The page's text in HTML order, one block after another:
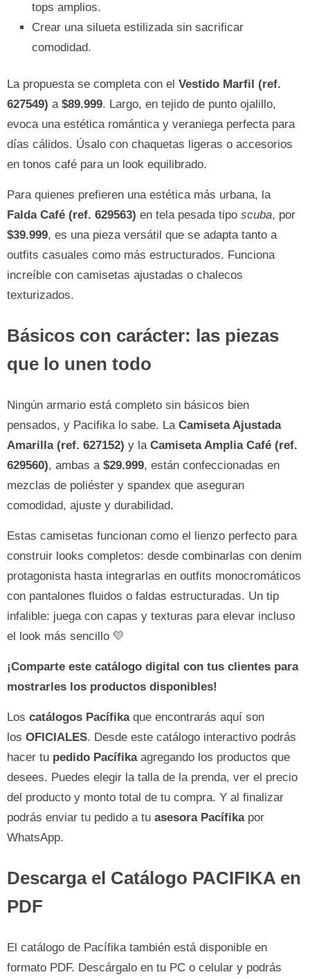
tops amplios.
Crear una silueta estilizada sin sacrificar
comodidad.
La propuesta se completa con el Vestido Marfil (ref.
627549) a $89.999. Largo, en tejido de punto ojalillo,
evoca una estética romántica y veraniega perfecta para
días cálidos. Úsalo con chaquetas ligeras o accesorios
en tonos café para un look equilibrado.
Para quienes prefieren una estética más urbana, la
Falda Café (ref. 629563) en tela pesada tipo scuba, por
$39.999, es una pieza versátil que se adapta tanto a
outfits casuales como más estructurados. Funciona
increíble con camisetas ajustadas o chalecos
texturizados.
Básicos con carácter: las piezas
que lo unen todo
Ningún armario está completo sin básicos bien
pensados, y Pacifika lo sabe. La Camiseta Ajustada
Amarilla (ref. 627152) y la Camiseta Amplia Café (ref.
629560), ambas a $29.999, están confeccionadas en
mezclas de poliéster y spandex que aseguran
comodidad, ajuste y durabilidad.
Estas camisetas funcionan como el lienzo perfecto para
construir looks completos: desde combinarlas con denim
protagonista hasta integrarlas en outfits monocromáticos
con pantalones fluidos o faldas estructuradas. Un tip
infalible: juega con capas y texturas para elevar incluso
el look más sencillo 💛
¡Comparte este catálogo digital con tus clientes para
mostrarles los productos disponibles!
Los catálogos Pacífika que encontrarás aquí son
los OFICIALES. Desde este catálogo interactivo podrás
hacer tu pedido Pacífika agregando los productos que
desees. Puedes elegir la talla de la prenda, ver el precio
del producto y monto total de tu compra. Y al finalizar
podrás enviar tu pedido a tu asesora Pacífika por
WhatsApp.
Descarga el Catálogo PACIFIKA en
PDF
El catálogo de Pacífika también está disponible en
formato PDF. Descárgalo en tu PC o celular y podrás